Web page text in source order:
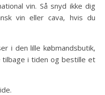
vin. Så snyd ikke dig
vin eller cava, hvis du
i den lille købmandsbutik,
i tiden og bestille et